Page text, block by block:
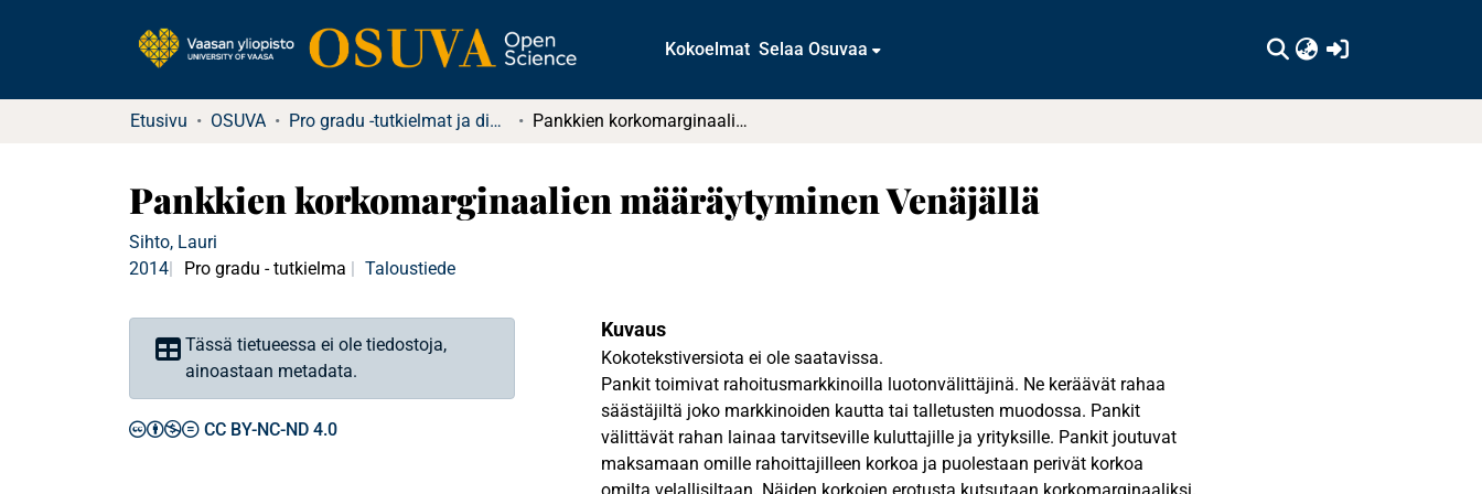
Kokoelmat Selaa Osuvaa
Etusivu OSUVA Pro gradu -tutkielmat ja diplomityöt Pankkien korkomarginaalien määräytyminen Venäjällä
Pankkien korkomarginaalien määräytyminen Venäjällä
Sihto, Lauri
2014
Pro gradu - tutkielma Taloustiede
Tässä tietueessa ei ole tiedostoja,
ainoastaan metadata.
CC BY-NC-ND 4.0
Kuvaus
Kokotekstiversiota ei ole saatavissa.
Pankit toimivat rahoitusmarkkinoilla luotonvälittäjinä. Ne keräävät rahaa
säästäjiltä joko markkinoiden kautta tai talletusten muodossa. Pankit
välittävät rahan lainaa tarvitseville kuluttajille ja yrityksille. Pankit joutuvat
maksamaan omille rahoittajilleen korkoa ja puolestaan perivät korkoa